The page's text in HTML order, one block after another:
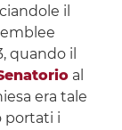
il
quando il
al
era tale
portati i